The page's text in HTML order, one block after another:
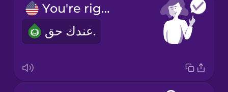
You're right.
عندك حق.